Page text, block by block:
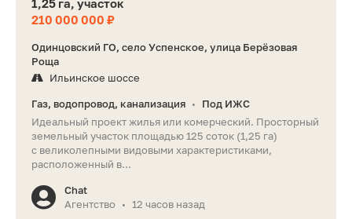
1,25 га, участок
210 000 000 ₽
Одинцовский ГО, село Успенское, улица Берёзовая
Роща
Ильинское шоссе
Газ, водопровод, канализация •
Под ИЖС
Идеальный проект жилья или комерческий. Просторный
земельный участок площадью 125 соток (1,25 га)
с великолепными видовыми характеристиками,
расположенный в...
Chat
Агентство
• 12 часов назад